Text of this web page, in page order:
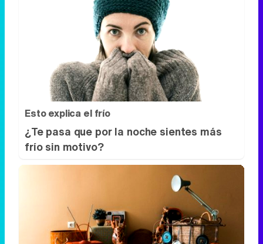
Esto explica el frío
¿Te pasa que por la noche sientes más
frío sin motivo?